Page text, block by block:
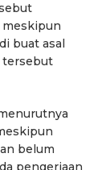
meskipun
buat asal
tersebut
belum
pengerjaan